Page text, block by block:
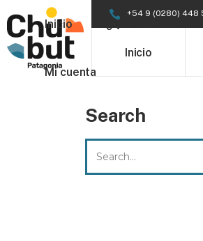
+54 9 (0280) 448
Inicio
Inicio ¿Qué hacer?
Mi cuenta
Search
for: